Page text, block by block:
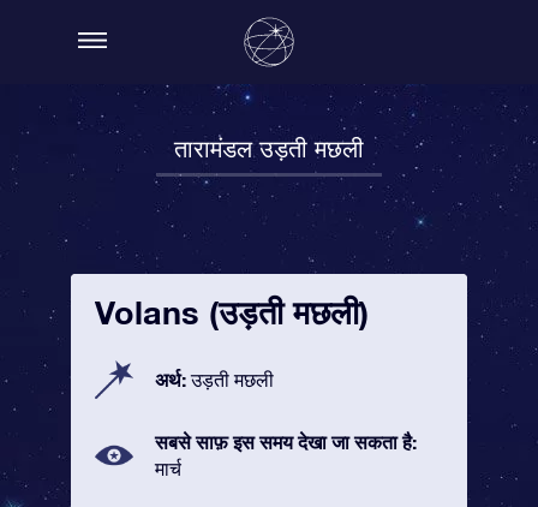
तारामंडल उड़ती मछली
Volans (उड़ती मछली)
अर्थ:उड़ती मछली
सबसे साफ़ इस समय देखा जा सकता है:
मार्च